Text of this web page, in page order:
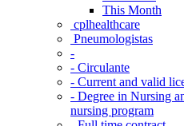
This Month
‎ cplhealthcare‬
Pneumologistas
-
- Circulante
- Current and valid
- Degree in Nursing
nursing program